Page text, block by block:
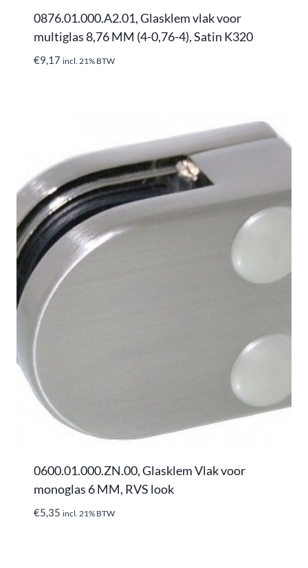
0876.01.000.A2.01, Glasklem vlak voor
multiglas 8,76 MM (4-0,76-4), Satin K320
€9,17 incl. 21% BTW
0600.01.000.ZN.00, Glasklem Vlak voor
monoglas 6 MM, RVS look
€5,35 incl. 21% BTW